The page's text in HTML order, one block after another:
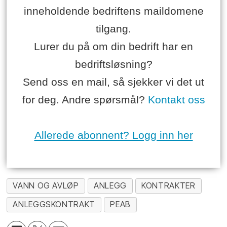
inneholdende bedriftens maildomene
tilgang.
Lurer du på om din bedrift har en
bedriftsløsning?
Send oss en mail, så sjekker vi det ut
for deg. Andre spørsmål? Kontakt oss
Allerede abonnent? Logg inn her
VANN OG AVLØP ANLEGG
KONTRAKTER
ANLEGGSKONTRAKT
PEAB